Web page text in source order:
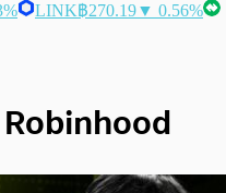
LINK฿270.19▼ 0.56%
Robinhood